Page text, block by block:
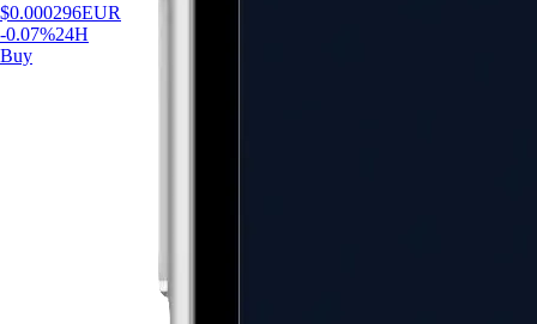
$0.000296EUR
-0.07%24H
Buy